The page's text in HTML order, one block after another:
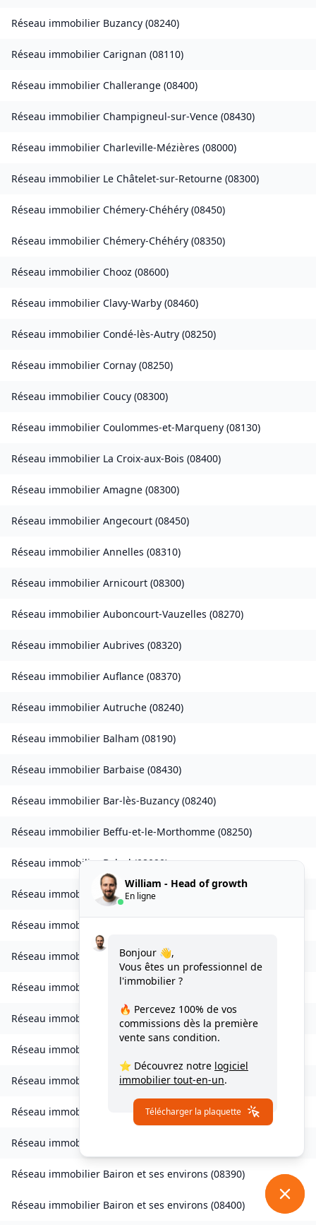
Réseau immobilier Buzancy (08240)
Réseau immobilier Carignan (08110)
Réseau immobilier Challerange (08400)
Réseau immobilier Champigneul-sur-Vence (08430)
Réseau immobilier Charleville-Mézières (08000)
Réseau immobilier Le Châtelet-sur-Retourne (08300)
Réseau immobilier Chémery-Chéhéry (08450)
Réseau immobilier Chémery-Chéhéry (08350)
Réseau immobilier Chooz (08600)
Réseau immobilier Clavy-Warby (08460)
Réseau immobilier Condé-lès-Autry (08250)
Réseau immobilier Cornay (08250)
Réseau immobilier Coucy (08300)
Réseau immobilier Coulommes-et-Marqueny (08130)
Réseau immobilier La Croix-aux-Bois (08400)
Réseau immobilier Amagne (08300)
Réseau immobilier Angecourt (08450)
Réseau immobilier Annelles (08310)
Réseau immobilier Arnicourt (08300)
Réseau immobilier Auboncourt-Vauzelles (08270)
Réseau immobilier Aubrives (08320)
Réseau immobilier Auflance (08370)
Réseau immobilier Autruche (08240)
Réseau immobilier Balham (08190)
Réseau immobilier Barbaise (08430)
Réseau immobilier Bar-lès-Buzancy (08240)
Réseau immobilier Beffu-et-le-Morthomme (08250)
Réseau immobilierBelval(08090)
Réseau immobilierBelval-Bois-des-Dames
Réseau immobilier
Réseau immobilier Bogny-sur-Meuse
Réseau immobilier Brévilly(08140)
Réseau immobilier Bulson(08450)
Réseau immobilier
Réseau immobilier Chalandry-Elaire(08160)
Réseau immobilier Chardeny(08400)
Réseau immobilier
Réseau immobilier Bairon et ses environs (08390)
Réseau immobilier Bairon et ses environs (08400)
William - Head of growth
En ligne
Bonjour 👋,
Vous êtes un professionnel de
l'immobilier ?
🔥 Percevez 100% de vos
commissions dès la première
vente sans condition.
⭐ Découvrez notre logiciel
immobilier tout-en-un.
Télécharger la plaquette